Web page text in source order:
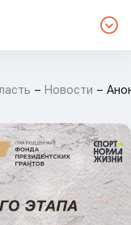
Новости